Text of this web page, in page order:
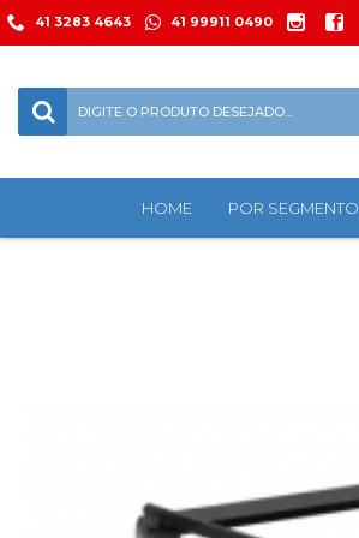
41 3283 4643 41 99911 0490
HOME POR SEGMENTO